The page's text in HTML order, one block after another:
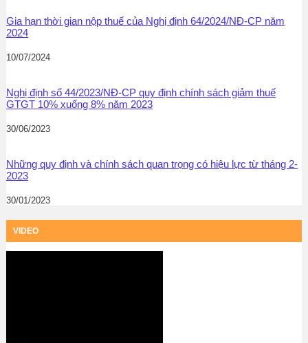
Gia hạn thời gian nộp thuế của Nghị định 64/2024/NĐ-CP năm
2024
10/07/2024
Nghị định số 44/2023/NĐ-CP quy định chính sách giảm thuế
GTGT 10% xuống 8% năm 2023
30/06/2023
Những quy định và chính sách quan trọng có hiệu lực từ tháng 2-
2023
30/01/2023
VIDEO